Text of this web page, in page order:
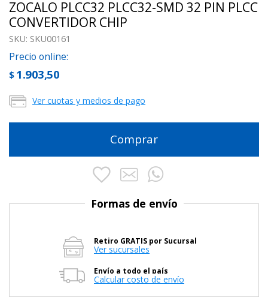
ZOCALO PLCC32 PLCC32-SMD 32 PIN PLCC
CONVERTIDOR CHIP
SKU: SKU00161
Precio online:
$1.903,50
Ver cuotas y medios de pago
Comprar
Formas de envío
Retiro GRATIS por Sucursal
Ver sucursales
Envío a todo el país
Calcular costo de envío